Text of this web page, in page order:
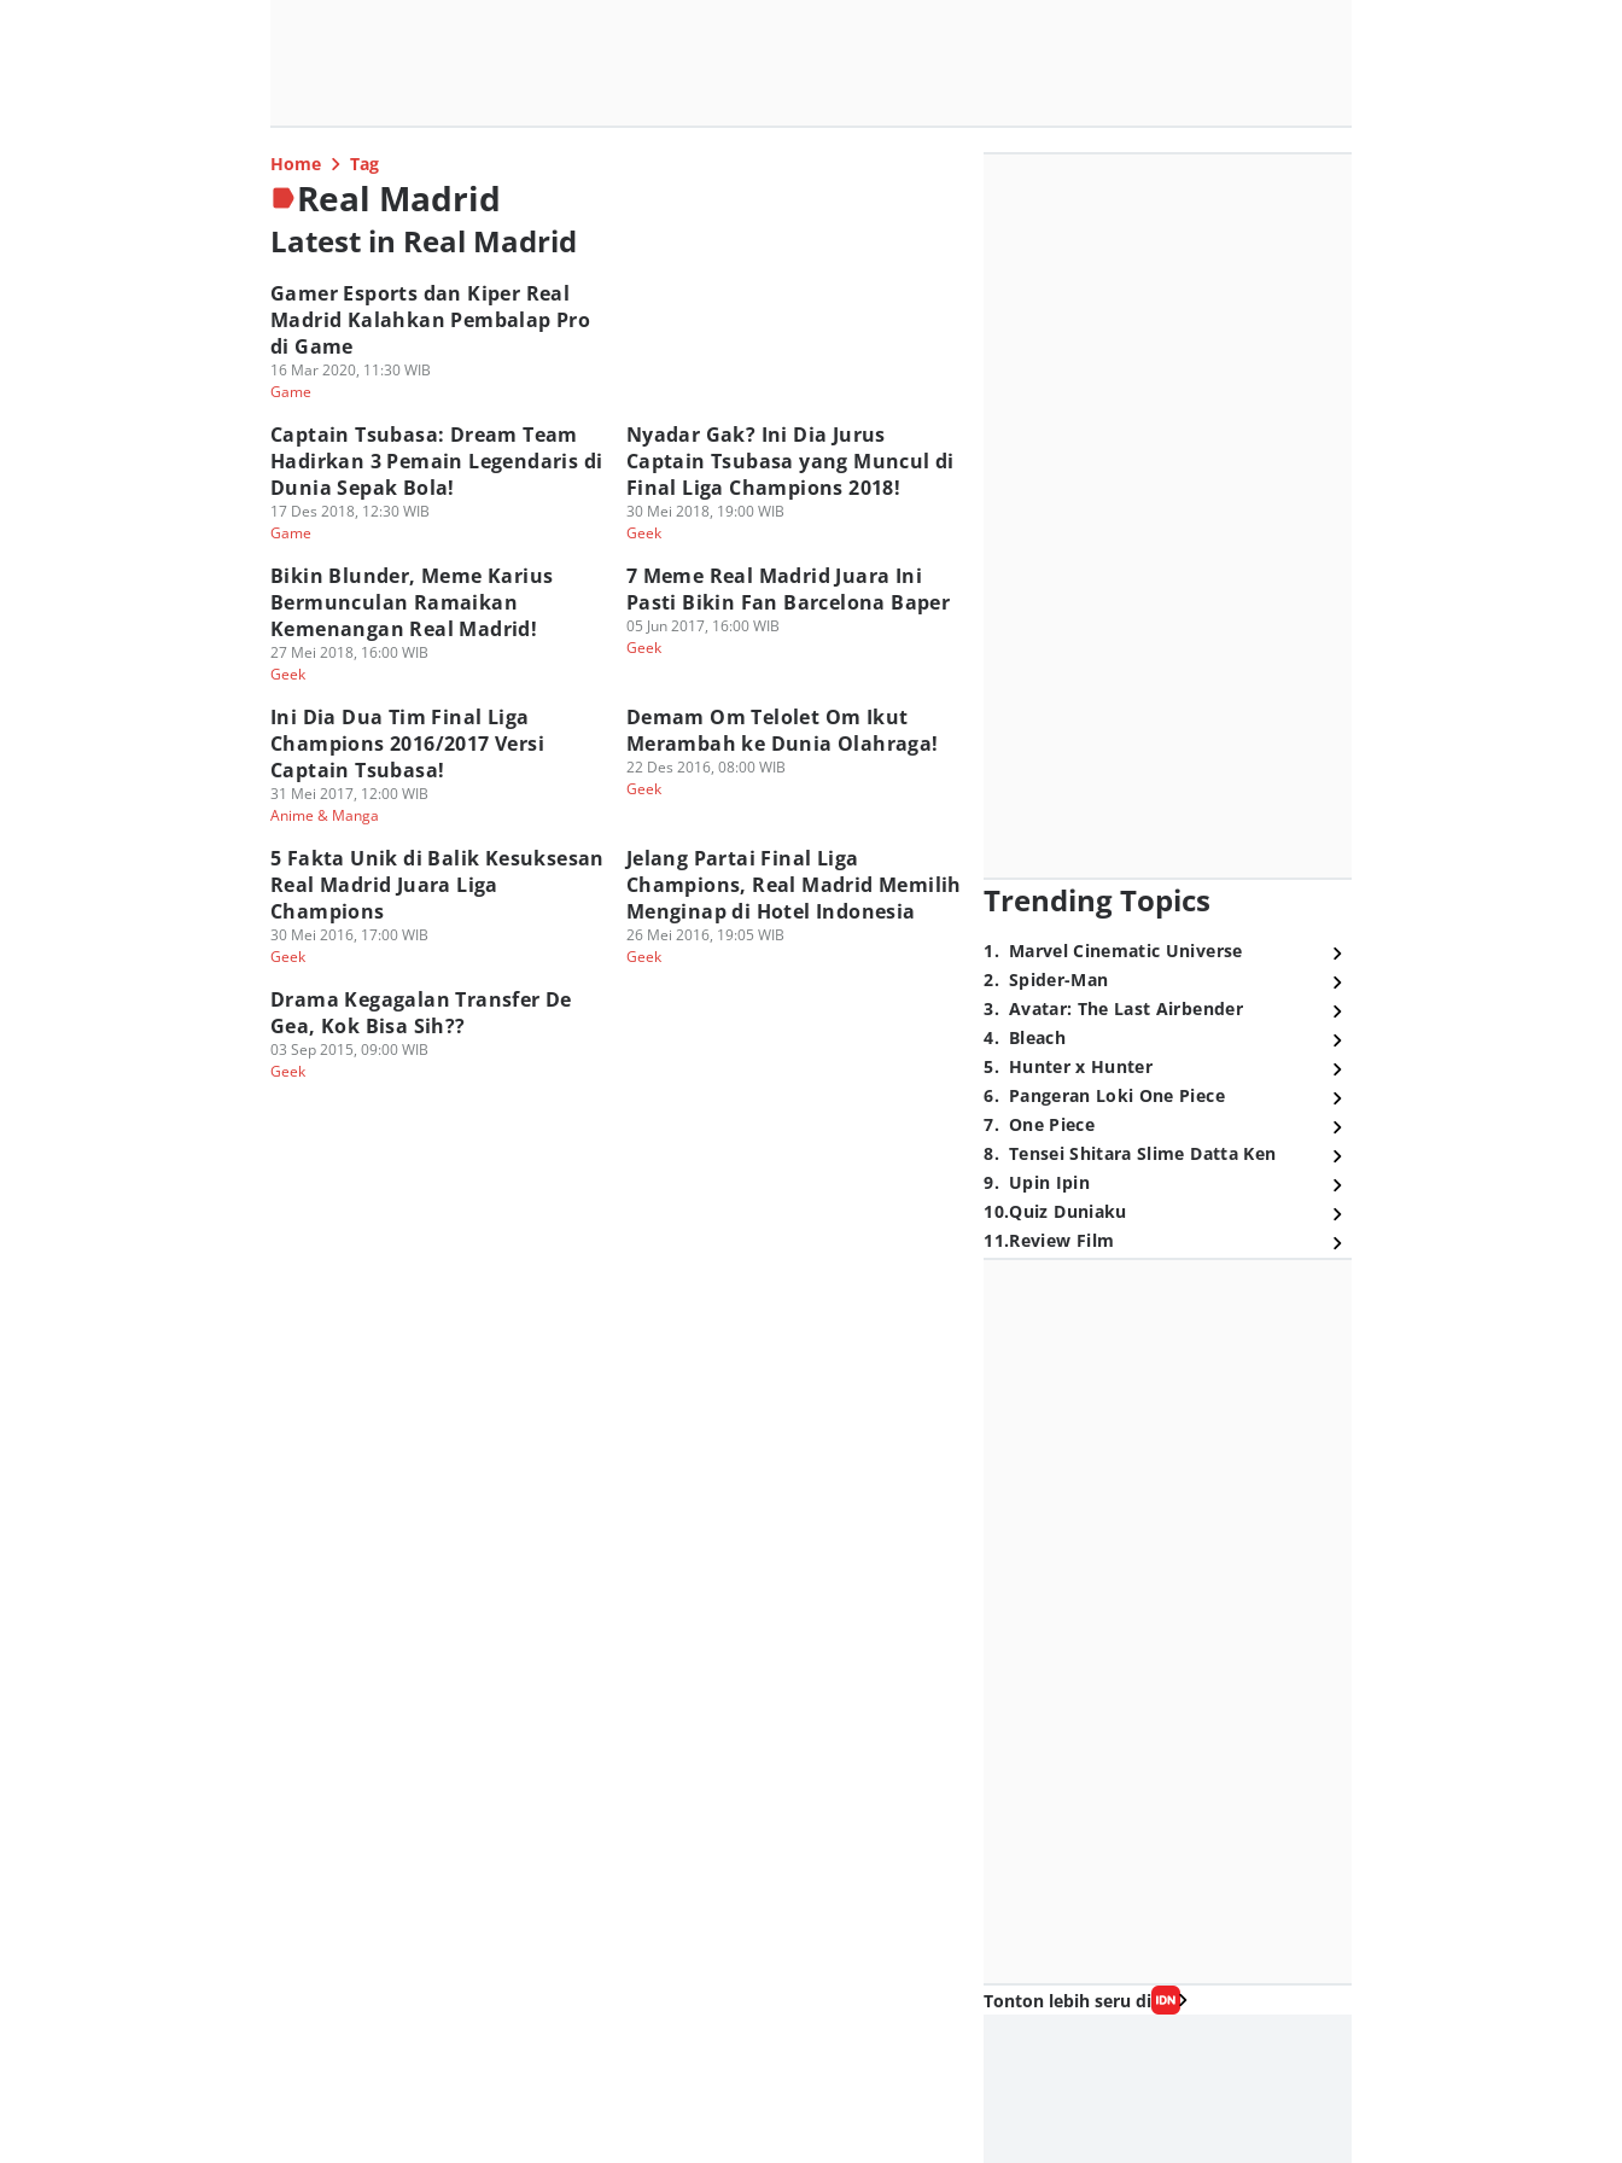
Home Tag
Real Madrid
Latest in Real Madrid
Gamer Esports dan Kiper Real
Madrid Kalahkan Pembalap Pro
di Game
16 Mar 2020, 11:30 WIB
Game
Captain Tsubasa: Dream Team
Hadirkan 3 Pemain Legendaris di
Dunia Sepak Bola!
17 Des 2018, 12:30 WIB
Game
Nyadar Gak? Ini Dia Jurus
Captain Tsubasa yang Muncul di
Final Liga Champions 2018!
30 Mei 2018, 19:00 WIB
Geek
Bikin Blunder, Meme Karius
Bermunculan Ramaikan
Kemenangan Real Madrid!
27 Mei 2018, 16:00 WIB
Geek
7 Meme Real Madrid Juara Ini
Pasti Bikin Fan Barcelona Baper
05 Jun 2017, 16:00 WIB
Geek
Ini Dia Dua Tim Final Liga
Champions 2016/2017 Versi
Captain Tsubasa!
31 Mei 2017, 12:00 WIB
Anime & Manga
Demam Om Telolet Om Ikut
Merambah ke Dunia Olahraga!
22 Des 2016, 08:00 WIB
Geek
5 Fakta Unik di Balik Kesuksesan
Real Madrid Juara Liga
Champions
30 Mei 2016, 17:00 WIB
Geek
Jelang Partai Final Liga
Champions, Real Madrid Memilih
Menginap di Hotel Indonesia
26 Mei 2016, 19:05 WIB
Geek
Drama Kegagalan Transfer De
Gea, Kok Bisa Sih??
03 Sep 2015, 09:00 WIB
Geek
Trending Topics
1. Marvel Cinematic Universe
2. Spider-Man
3. Avatar: The Last Airbender
4. Bleach
5. Hunter x Hunter
6. Pangeran Loki One Piece
7. One Piece
8. Tensei Shitara Slime Datta Ken
9. Upin Ipin
10.Quiz Duniaku
11.Review Film
Tonton lebih seru di